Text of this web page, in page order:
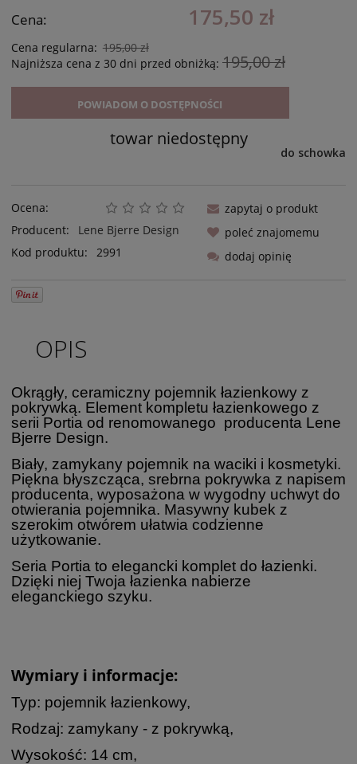
Cena: 175,50 zł
Cena regularna: 195,00 zł
Najniższa cena z 30 dni przed obniżką: 195,00 zł
POWIADOM O DOSTĘPNOŚCI
towar niedostępny
do schowka
Ocena:
Producent:
Lene Bjerre Design
Kod produktu:
2991
zapytaj o produkt
poleć znajomemu
dodaj opinię
OPIS
Okrągły, ceramiczny pojemnik łazienkowy z
pokrywką. Element kompletu łazienkowego z
serii Portia od renomowanego producenta Lene
Bjerre Design.
Biały, zamykany pojemnik na waciki i kosmetyki.
Piękna błyszcząca, srebrna pokrywka z napisem
producenta, wyposażona w wygodny uchwyt do
otwierania pojemnika. Masywny kubek z
szerokim otwórem ułatwia codzienne
użytkowanie.
Seria Portia to elegancki komplet do łazienki.
Dzięki niej Twoja łazienka nabierze
eleganckiego szyku.
Wymiary i informacje:
Typ: pojemnik łazienkowy,
Rodzaj: zamykany - z pokrywką,
Wysokość: 14 cm,